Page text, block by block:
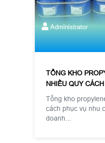
Administrator
TỔNG KHO
NHIỀU QUY CÁCH
Tổng kho
cách phục vụ nhu
doanh...